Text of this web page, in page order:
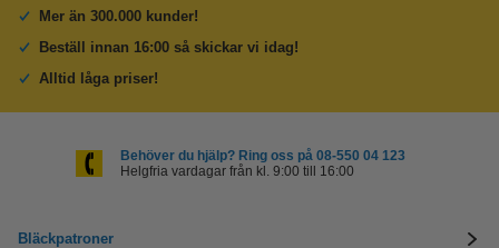
Mer än 300.000 kunder!
Beställ innan 16:00 så skickar vi idag!
Alltid låga priser!
Behöver du hjälp? Ring oss på 08-550 04 123
Helgfria vardagar från kl. 9:00 till 16:00
Bläckpatroner